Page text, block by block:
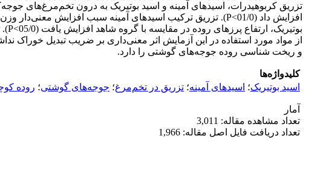
تزریق کربوهیدرات، اسیدهای آمینه و اسید بوتیریک به درون تخم‌مرغ‌های
از مواد مورد استفاده در این آزمایش اثر معنی‌داری بر ضریب تبدیل خوراک
و ریخت شناسی روده جوجه‌های گوشتی را دارد.
کلیدواژه‌ها
اسید بوتیریک؛ اسیدهای آمینه؛ تزریق در تخم‌مرغ؛ جوجه‌های گوشتی؛ روده
آمار
تعداد مشاهده مقاله: 3,011
تعداد دریافت فایل اصل مقاله: 1,966